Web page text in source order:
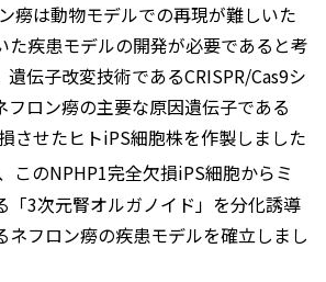
癆は動物モデルでの再現が難しいた
た疾患モデルの開発が必要であると考
伝子改変技術であるCRISPR/Cas9シ
フロン癆の主要な原因遺伝子である
させたヒトiPS細胞株を作製しました
このNPHP1完全欠損iPS細胞からミ
「3次元腎オルガノイド」を分化誘導
ネフロン癆の疾患モデルを確立しまし